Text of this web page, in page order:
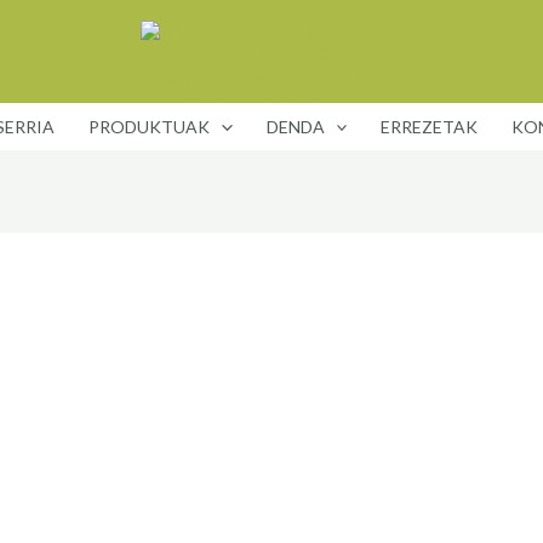
PRODUKTUAK DENDA ERREZETAK